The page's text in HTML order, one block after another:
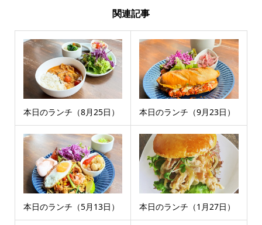
関連記事
本日のランチ（8月25日） 本日のランチ（9月23日）
本日のランチ（5月13日） 本日のランチ（1月27日）